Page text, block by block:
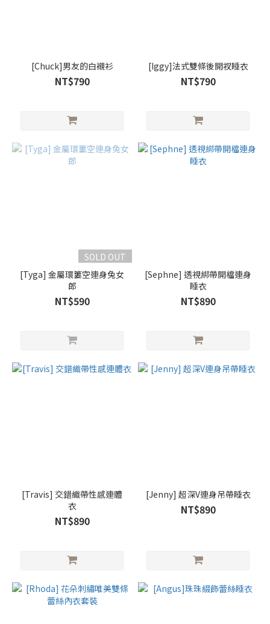
[Chuck]男友的白襯衫
NT$790
[Iggy]法式雙條後開衩睡衣
NT$790
SOLD OUT
[Tyga] 金屬環簍空連身兔女
郎
NT$590
[Sephne] 透視綁帶開檔連身
睡衣
NT$890
[Travis] 交錯織帶性感連體
衣
NT$890
[Jenny] 超深V連身吊帶睡衣
NT$890